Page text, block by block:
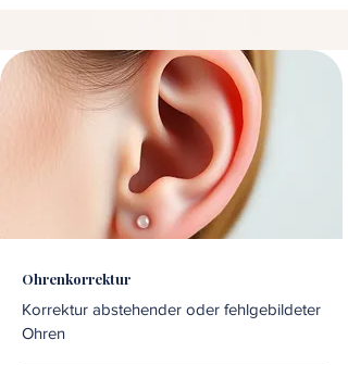
Ohrenkorrektur
Korrektur abstehender oder fehlgebildeter
Ohren